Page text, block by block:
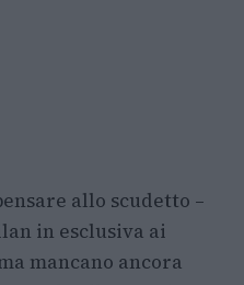
allo scudetto –
in esclusiva ai
mancano ancora